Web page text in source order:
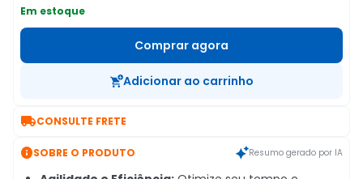
Em estoque
Comprar agora
Adicionar ao carrinho
CONSULTE FRETE
SOBRE O PRODUTO Resumo gerado por IA